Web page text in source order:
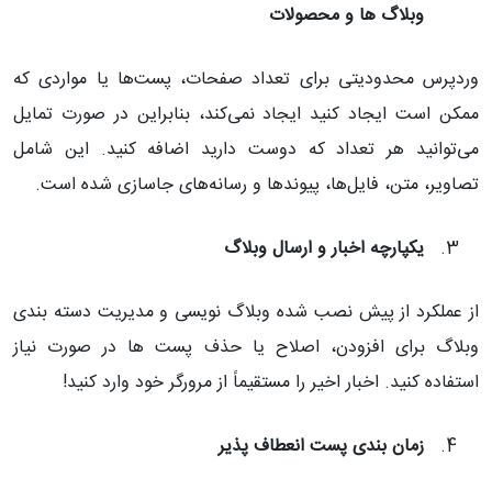
وبلاگ ها و محصولات
وردپرس محدودیتی برای تعداد صفحات، پست‌ها یا مواردی که
ممکن است ایجاد کنید ایجاد نمی‌کند، بنابراین در صورت تمایل
می‌توانید هر تعداد که دوست دارید اضافه کنید. این شامل
تصاویر، متن، فایل‌ها، پیوندها و رسانه‌های جاسازی شده است.
یکپارچه اخبار و ارسال وبلاگ
از عملکرد از پیش نصب شده وبلاگ نویسی و مدیریت دسته بندی
وبلاگ برای افزودن، اصلاح یا حذف پست ها در صورت نیاز
استفاده کنید. اخبار اخیر را مستقیماً از مرورگر خود وارد کنید!
زمان بندی پست انعطاف پذیر